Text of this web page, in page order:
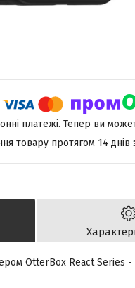
платежі. Тепер ви
товару протягом 14 днів
OtterBox React Series -